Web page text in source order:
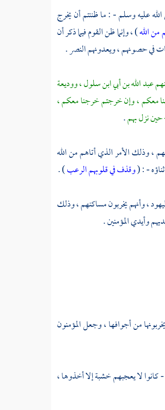
عليه وسلم - : ما ظننتم أن يخرج
الله) ، وإنما ظن القوم فيما ذكر أن
في حصونهم ، ويعدونهم النصر .
عبد الله بن أبي ابن سلول،ووديعة
معكم ، وإن خرجتم خرجنا معكم ،
نزل بهم.
، وذلك الأمر الذي أتاهم من الله
- : (وقذف في قلوبهم الرعب) .
،وأنهم يخربون مساكنهم ، وذلك
وأيدي المؤمنين .
من أجوافها ، وجعل المؤمنون
كانوا لا يعجبهم خشبة إلا أخذوها ،